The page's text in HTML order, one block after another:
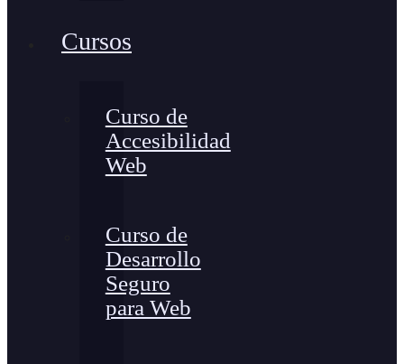
Cursos
Curso de
Accesibilidad
Web
Curso de
Desarrollo
Seguro
para Web